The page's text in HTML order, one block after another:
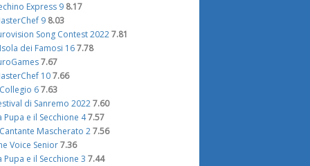
Express 9 8.17
9 8.03
Song Contest 2022 7.81
dei Famosi 16 7.78
7.67
10 7.66
6 7.63
di Sanremo 2022 7.60
Pupa e il Secchione 47.57
Mascherato 2 7.56
Voice Senior 7.36
Pupa e il Secchione 3 7.44